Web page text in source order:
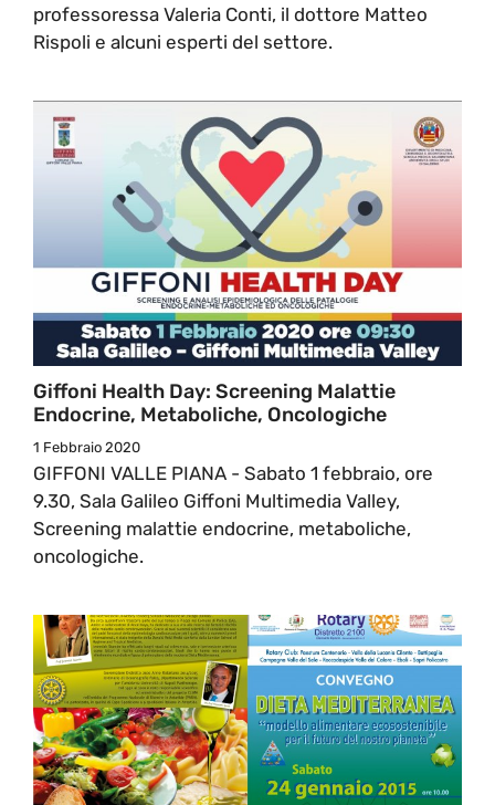
professoressa Valeria Conti, il dottore Matteo
Rispoli e alcuni esperti del settore.
Giffoni Health Day: Screening Malattie
Endocrine, Metaboliche, Oncologiche
1 Febbraio 2020
GIFFONI VALLE PIANA - Sabato 1 febbraio, ore
9.30, Sala Galileo Giffoni Multimedia Valley,
Screening malattie endocrine, metaboliche,
oncologiche.